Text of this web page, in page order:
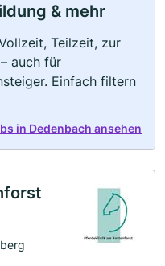
& mehr
Teilzeit, zur
auch für
Einfach filtern
in Dedenbach ansehen